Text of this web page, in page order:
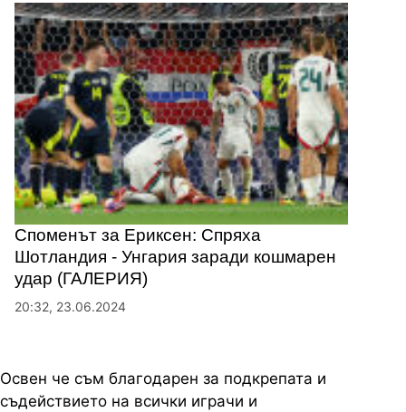
Споменът за Ериксен: Спряха
Шотландия - Унгария заради кошмарен
удар (ГАЛЕРИЯ)
20:32, 23.06.2024
Освен че съм благодарен за подкрепата и
съдействието на всички играчи и